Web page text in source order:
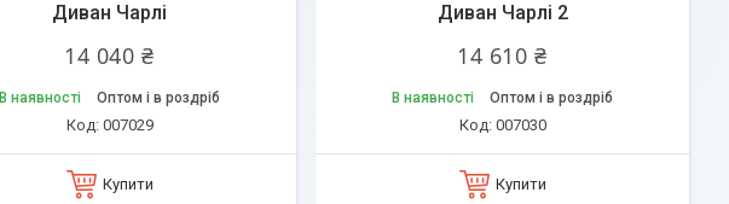
Диван Чарлі
14 040 ₴
В наявності Оптом і в роздріб
007029
Купити
Диван Чарлі 2
14 610 ₴
В наявності Оптом і в роздріб
007030
Купити